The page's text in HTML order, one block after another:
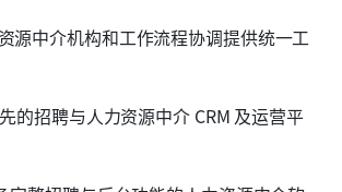
源中介机构和工作流程协调提供统一工
的招聘与人力资源中介 CRM 及运营平